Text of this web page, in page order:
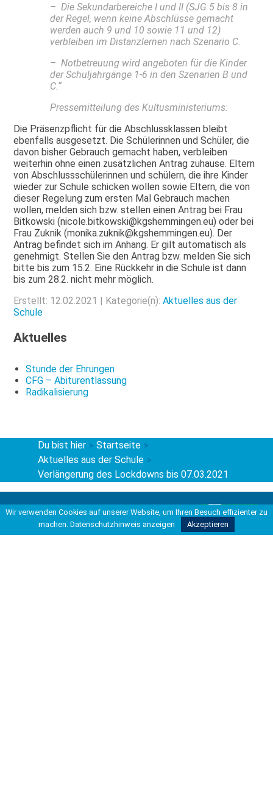
– Die Sekundarbereiche I und II (SJG 5 bis 8 in
der Regel, wenn keine Abschlüsse gemacht
werden auch 9 und 10 sowie 11 und 12)
verbleiben im Distanzlernen nach Szenario C.
– Notbetreuung wird angeboten für die Kinder
der Schuljahrgänge 1-6 in den Szenarien B und
C.“
Pressemitteilung des Kultusministeriums:
Die Präsenzpflicht für die Abschlussklassen bleibt
ebenfalls ausgesetzt. Die Schülerinnen und Schüler, die
davon bisher Gebrauch gemacht haben, verbleiben
weiterhin ohne einen zusätzlichen Antrag zuhause. Eltern
von Abschlussschülerinnen und schülern, die ihre Kinder
wieder zur Schule schicken wollen sowie Eltern, die von
dieser Regelung zum ersten Mal Gebrauch machen
wollen, melden sich bzw. stellen einen Antrag bei Frau
Bitkowski (nicole.bitkowski@kgshemmingen.eu) oder bei
Frau Zuknik (monika.zuknik@kgshemmingen.eu). Der
Antrag befindet sich im Anhang. Er gilt automatisch als
genehmigt. Stellen Sie den Antrag bzw. melden Sie sich
bitte bis zum 15.2. Eine Rückkehr in die Schule ist dann
bis zum 28.2. nicht mehr möglich.
Erstellt: 12.02.2021 | Kategorie(n):Aktuelles aus der
Schule
Aktuelles
Stunde der Ehrungen
CFG – Abiturentlassung
Radikalisierung
Du bist hier > Startseite >
Aktuelles aus der Schule >
Verlängerung des Lockdowns bis 07.03.2021
Kontakt
Wir verwenden Cookies auf unserer Website, um Ihren Besuch effizienter zu
machen. Datenschutzhinweis anzeigen Akzeptieren